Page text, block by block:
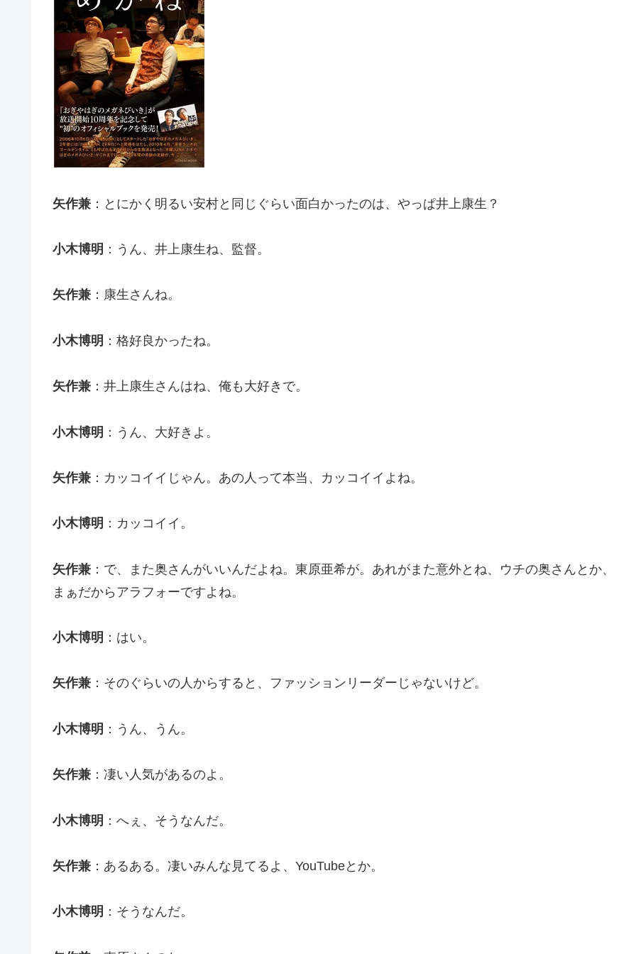
矢作兼 ：とにかく明るい安村と同じぐらい面白かったのは、やっぱ井上康生？
小木博明 ：うん、井上康生ね、監督。
矢作兼 ：康生さんね。
小木博明 ：格好良かったね。
矢作兼 ：井上康生さんはね、俺も大好きで。
小木博明 ：うん、大好きよ。
矢作兼 ：カッコイイじゃん。あの人って本当、カッコイイよね。
小木博明 ：カッコイイ。
矢作兼 ：で、また奥さんがいいんだよね。東原亜希が。あれがまた意外とね、ウチの奥さんとか、
まぁだからアラフォーですよね。
小木博明 ：はい。
矢作兼 ：そのぐらいの人からすると、ファッションリーダーじゃないけど。
小木博明 ：うん、うん。
矢作兼 ：凄い人気があるのよ。
小木博明 ：へぇ、そうなんだ。
矢作兼 ：あるある。凄いみんな見てるよ、YouTubeとか。
小木博明 ：そうなんだ。